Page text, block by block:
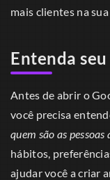
mais clientes na
Entenda
Antes de abrir o
você precisa
quem são as
hábitos,
ajudar você a criar